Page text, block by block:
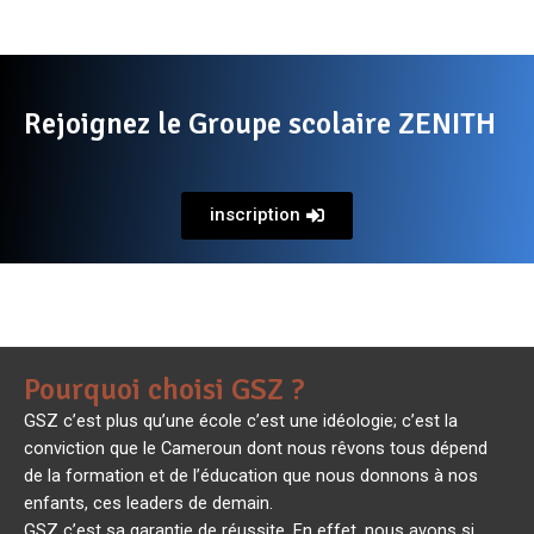
Rejoignez le Groupe scolaire ZENITH
inscription
Pourquoi choisi GSZ ?
GSZ c’est plus qu’une école c’est une idéologie; c’est la
conviction que le Cameroun dont nous rêvons tous dépend
de la formation et de l’éducation que nous donnons à nos
enfants, ces leaders de demain.